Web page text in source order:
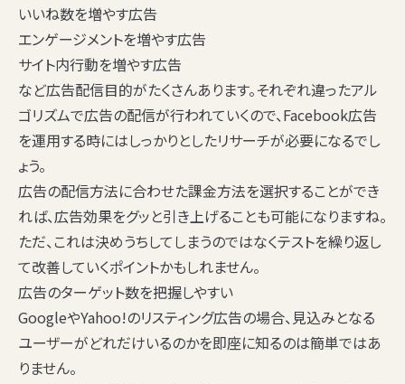
いいね数を増やす広告
エンゲージメントを増やす広告
サイト内行動を増やす広告
など広告配信目的がたくさんあります。それぞれ違ったアル
ゴリズムで広告の配信が行われていくので、Facebook広告
を運用する時にはしっかりとしたリサーチが必要になるでし
ょう。
広告の配信方法に合わせた課金方法を選択することができ
れば、広告効果をグッと引き上げることも可能になりますね。
ただ、これは決めうちしてしまうのではなくテストを繰り返し
て改善していくポイントかもしれません。
広告のターゲット数を把握しやすい
GoogleやYahoo!のリスティング広告の場合、見込みとなる
ユーザーがどれだけいるのかを即座に知るのは簡単ではあ
りません。